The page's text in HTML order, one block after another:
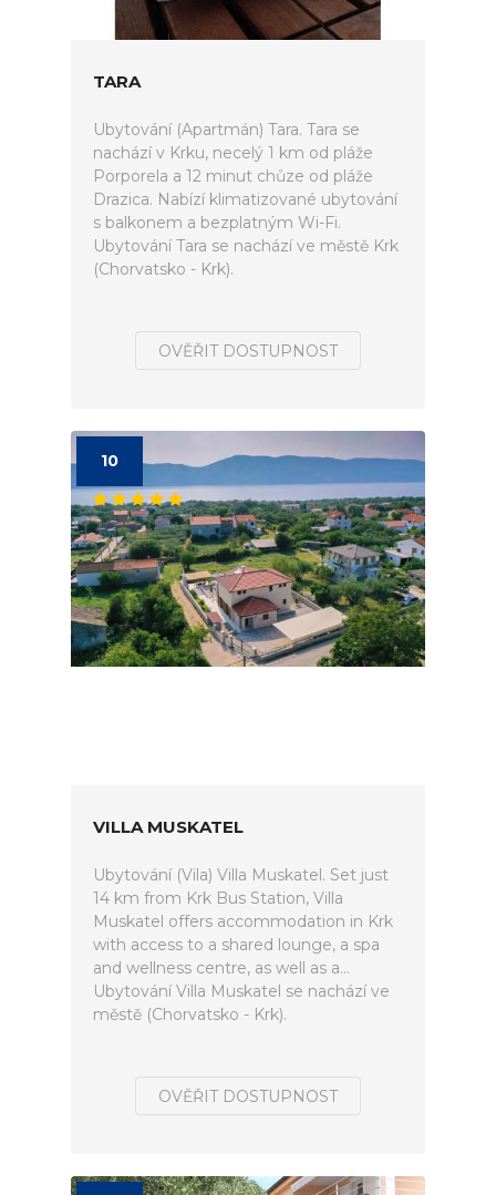
TARA
Ubytování (Apartmán) Tara. Tara se
nachází v Krku, necelý 1 km od pláže
Porporela a 12 minut chůze od pláže
Drazica. Nabízí klimatizované ubytování
s balkonem a bezplatným Wi-Fi.
Ubytování Tara se nachází ve městě Krk
(Chorvatsko - Krk).
OVĚŘIT DOSTUPNOST
10
VILLA MUSKATEL
Ubytování (Vila) Villa Muskatel. Set just
14 km from Krk Bus Station, Villa
Muskatel offers accommodation in Krk
with access to a shared lounge, a spa
and wellness centre, as well as a...
Ubytování Villa Muskatel se nachází ve
městě (Chorvatsko - Krk).
OVĚŘIT DOSTUPNOST